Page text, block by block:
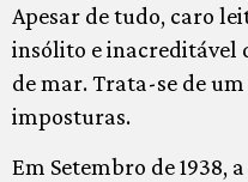
Apesar de tudo, caro
insólito e inacreditável
de mar. Trata-se de
imposturas.
Em Setembro de 1938,